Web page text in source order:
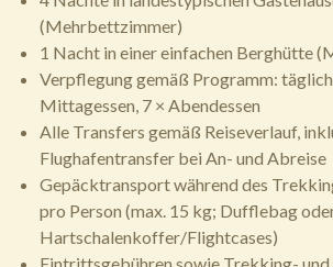
(Mehrbettzimmer)
1 Nacht in einer einfachen Berghütte
Verpflegung gemäß Programm:
Mittagessen, 7 × Abendessen
Alle Transfers gemäß Reiseverlauf,
Flughafentransfer bei An- und Abreise
Gepäcktransport während des
pro Person (max. 15 kg; Dufflebag
Hartschalenkoffer/Flightcases)